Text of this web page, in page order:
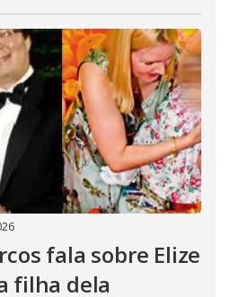
fala sobre Elize
filha dela